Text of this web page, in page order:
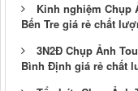
Kinh nghiệm Chụp
Bến Tre giá rẻ chất
3N2Đ Chụp Ảnh
Bình Định giá rẻ chất